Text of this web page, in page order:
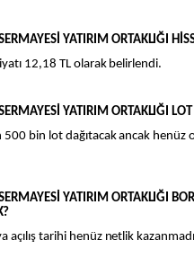
YATIRIM ORTAKLIĞI
12,18 TL olarak belirlendi.
YATIRIM ORTAKLIĞI
bin lot dağıtacak ancak henüz
YATIRIM ORTAKLIĞI
açılış tarihi henüz netlik